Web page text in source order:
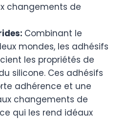
changements de
Combinant le
mondes, les adhésifs
les propriétés de
silicone. Ces adhésifs
adhérence et une
changements de
qui les rend idéaux